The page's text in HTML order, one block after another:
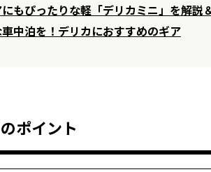
もぴったりな軽「デリカミニ」を解説
中泊を！デリカにおすすめのギア
ポイント